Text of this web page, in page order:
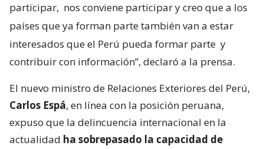
participar, nos conviene participar y creo que a los
países que ya forman parte también van a estar
interesados que el Perú pueda formar parte y
contribuir con información”, declaró a la prensa.
El nuevo ministro de Relaciones Exteriores del Perú,
Carlos Espá, en línea con la posición peruana,
expuso que la delincuencia internacional en la
actualidad ha sobrepasado la capacidad de